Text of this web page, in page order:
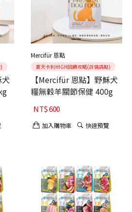
犬
Mercifür 恩點
夏天卡利HIGH回饋攻略(詳情請點)
【Mercifür 恩點】野穌犬
糧無穀羊關節保健 400g
NT$600
加入購物車 快速預覽